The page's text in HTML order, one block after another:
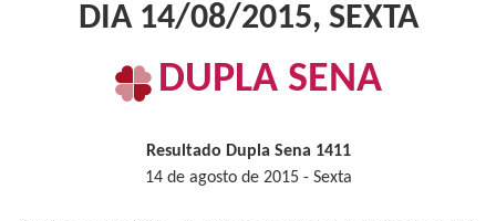
DIA 14/08/2015, SEXTA
DUPLA SENA
Resultado Dupla Sena 1411
14 de agosto de 2015 - Sexta